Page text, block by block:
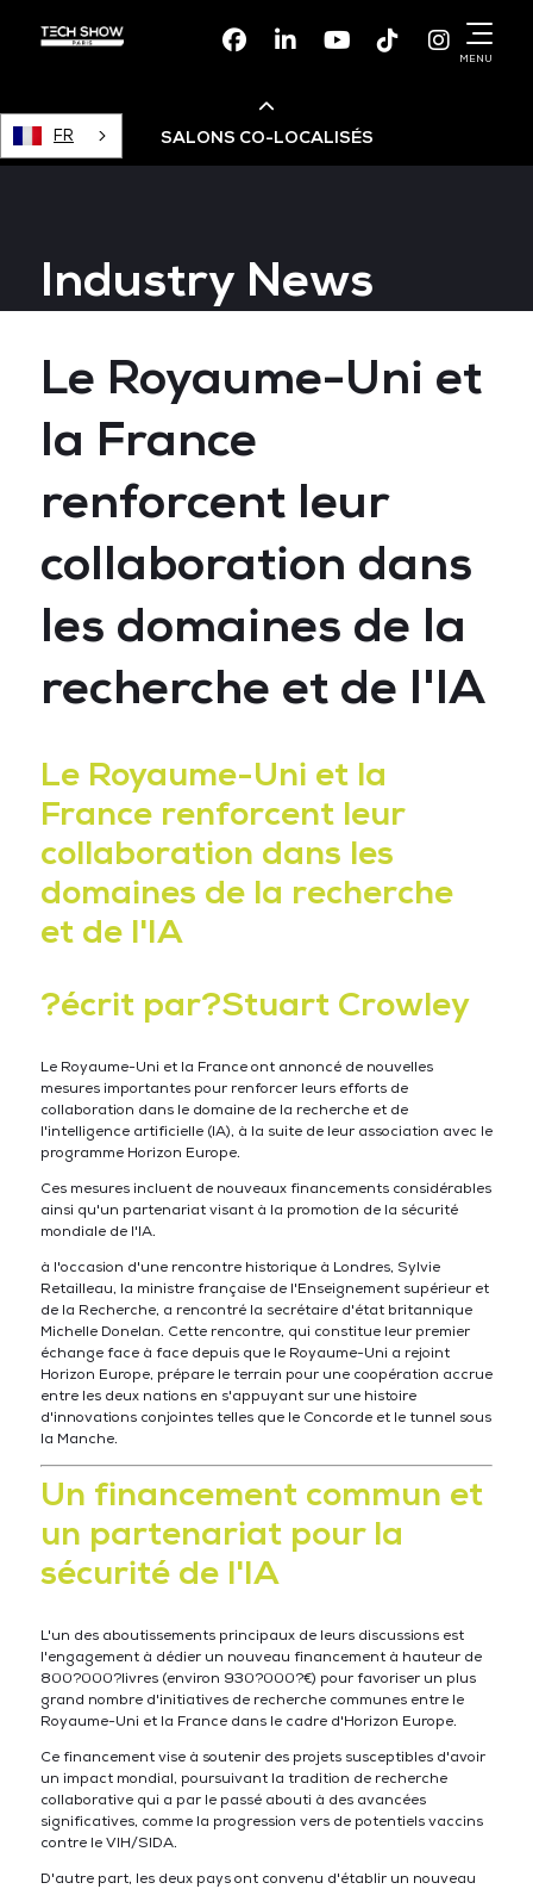
FacebookLinkedinYoutubeTikTok
MENU
FR SALONS CO-LOCALISÉS
Devops Live
Cloud & Cyber Security
Data & AI Leaders Summit
Data Centre World
Industry News
Le Royaume-Uni et
la France
renforcent leur
collaboration dans
les domaines de la
recherche et de l'IA
Le Royaume-Uni et la
France renforcent leur
collaboration dans les
domaines de la recherche
et de l'IA
?écrit par?Stuart Crowley
Le Royaume-Uni et la France ont annoncé de nouvelles
mesures importantes pour renforcer leurs efforts de
collaboration dans le domaine de la recherche et de
l'intelligence artificielle (IA), à la suite de leur association avec le
programme Horizon Europe.
Ces mesures incluent de nouveaux financements considérables
ainsi qu'un partenariat visant à la promotion de la sécurité
mondiale de l'IA.
à l'occasion d'une rencontre historique à Londres, Sylvie
Retailleau, la ministre française de l'Enseignement supérieur et
de la Recherche, a rencontré la secrétaire d'état britannique
Michelle Donelan. Cette rencontre, qui constitue leur premier
échange face à face depuis que le Royaume-Uni a rejoint
Horizon Europe, prépare le terrain pour une coopération accrue
entre les deux nations en s'appuyant sur une histoire
d'innovations conjointes telles que le Concorde et le tunnel sous
la Manche.
Un financement commun et
un partenariat pour la
sécurité de l'IA
L'un des aboutissements principaux de leurs discussions est
l'engagement à dédier un nouveau financement à hauteur de
800?000?livres (environ 930?000?€) pour favoriser un plus
grand nombre d'initiatives de recherche communes entre le
Royaume-Uni et la France dans le cadre d'Horizon Europe.
Ce financement vise à soutenir des projets susceptibles d'avoir
un impact mondial, poursuivant la tradition de recherche
collaborative qui a par le passé abouti à des avancées
significatives, comme la progression vers de potentiels vaccins
contre le VIH/SIDA.
D'autre part, les deux pays ont convenu d'établir un nouveau